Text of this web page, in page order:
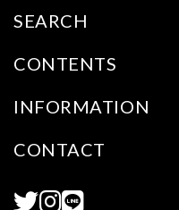
SEARCH
CONTENTS
INFORMATION
CONTACT